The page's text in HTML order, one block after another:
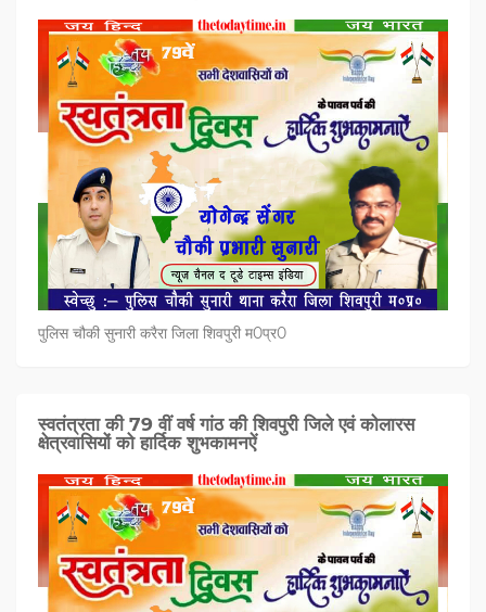
पुलिस चौकी सुनारी करैरा जिला शिवपुरी म0प्र0
स्वतंत्रता की 79 वीं वर्ष गांठ की शिवपुरी जिले एवं कोलारस
क्षेत्रवासियों को हार्दिक शुभकामनऐं